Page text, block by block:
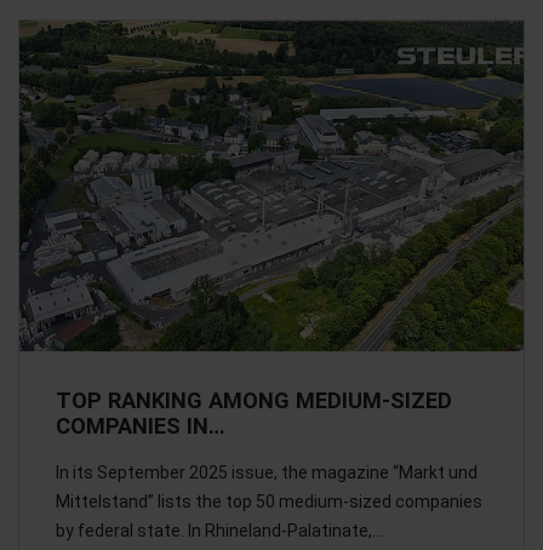
TOP RANKING AMONG MEDIUM-SIZED
COMPANIES IN…
In its September 2025 issue, the magazine “Markt und
Mittelstand” lists the top 50 medium-sized companies
by federal state. In Rhineland-Palatinate,…